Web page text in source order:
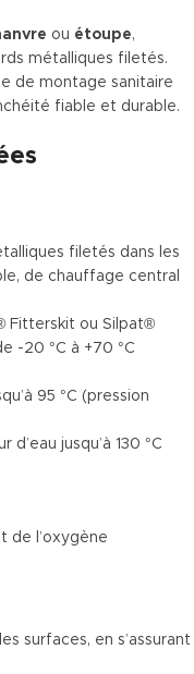
ou étoupe,
métalliques filetés.
de montage sanitaire
fiable et durable.
filetés dans les
de chauffage central
Fitterskit ou Silpat®
-20 °C à +70 °C
95 °C (pression
jusqu’à 130 °C
de l’oxygène
surfaces, en s’assurant